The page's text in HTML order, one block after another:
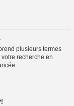
plusieurs termes
recherche en